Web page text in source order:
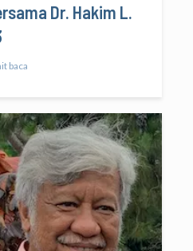
Dr. Hakim L.
baca